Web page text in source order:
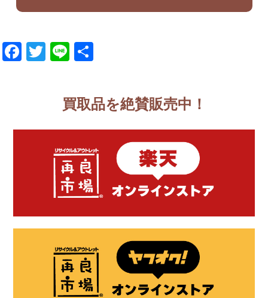
Facebook
Twitter
Line
買取品を絶賛販売中！